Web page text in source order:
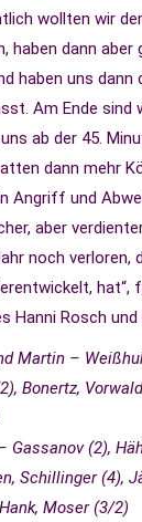
wollten wir
haben dann aber
haben uns dann
Am Ende sind
ab der 45.
dann mehr
Angriff und
aber
noch verloren,
hat“,
Hanni Rosch und
Martin –
Bonertz,
Gassanov (2),
Schillinger (4),
Moser (3/2)